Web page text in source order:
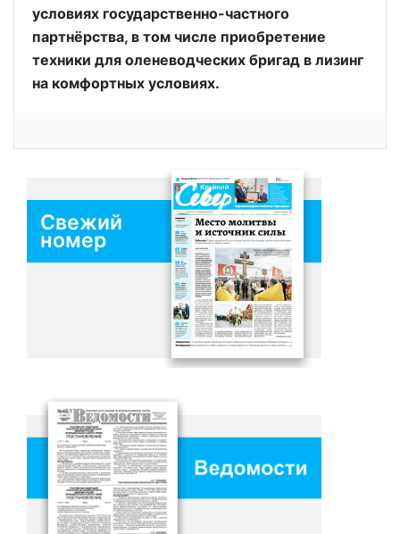
условиях государственно-частного
партнёрства, в том числе приобретение
техники для оленеводческих бригад в лизинг
на комфортных условиях.
Свежий
номер